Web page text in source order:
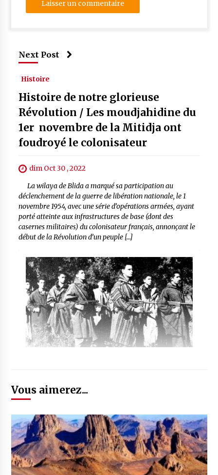
Next Post
Histoire
Histoire de notre glorieuse
Révolution / Les moudjahidine du
1er novembre de la Mitidja ont
foudroyé le colonisateur
dim Oct 30 , 2022
La wilaya de Blida a marqué sa participation au
déclenchement de la guerre de libération nationale, le 1
novembre 1954, avec une série d’opérations armées, ayant
porté atteinte aux infrastructures de base (dont des
casernes militaires) du colonisateur français, annonçant le
début de la Révolution d’un peuple […]
Vous aimerez...